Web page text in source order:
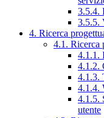
3.5.4.
3.5.5.
4. Ricerca
4.1. Ricerca
4.1.1.
4.1.2.
4.1.3.
4.1.4.
4.1.5.
utente